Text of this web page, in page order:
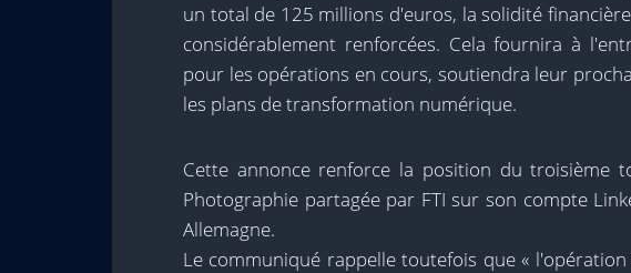
un total de 125 millions d'euros, la solidité
considérablement renforcées. Cela fournira à
pour les opérations en cours, soutiendra leur
les plans de transformation numérique.
Cette annonce renforce la position du troisième
Photographie partagée par FTI sur son compte
Allemagne.
Le communiqué rappelle toutefois que «